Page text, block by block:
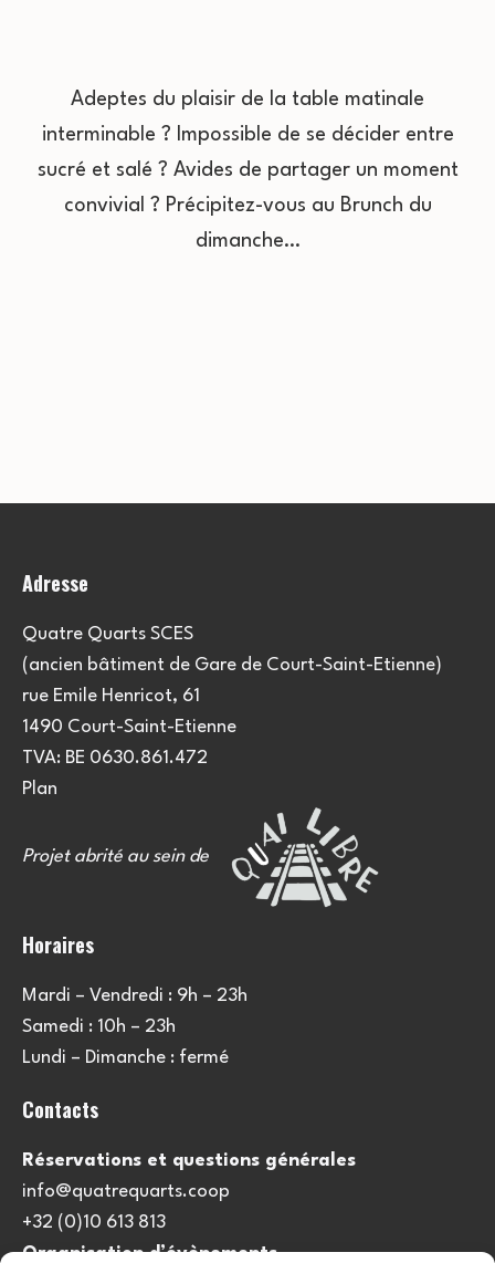
Adeptes du plaisir de la table matinale
interminable ? Impossible de se décider entre
sucré et salé ? Avides de partager un moment
convivial ? Précipitez-vous au Brunch du
dimanche…
Adresse
Quatre Quarts SCES
(ancien bâtiment de Gare de Court-Saint-Etienne)
rue Emile Henricot, 61
1490 Court-Saint-Etienne
TVA: BE 0630.861.472
Plan
Projet abrité au sein de
Horaires
Mardi – Vendredi : 9h – 23h
Samedi : 10h – 23h
Lundi – Dimanche : fermé
Contacts
Réservations et questions générales
info@quatrequarts.coop
+32 (0)10 613 813
Organisation d’évènements